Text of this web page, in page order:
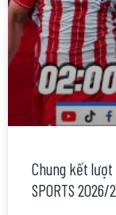
Chung kết
SPORTS